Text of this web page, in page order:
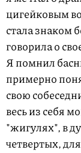
цигейковым
стала знаком
говорила о
Я помнил
примерно
свою
весь из себя
"жигулях", в
четвертых,